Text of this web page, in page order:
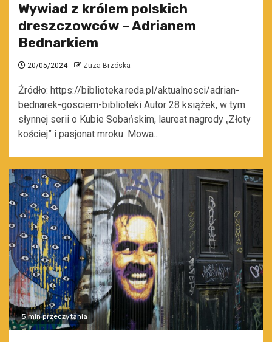
Wywiad z królem polskich
dreszczowców – Adrianem
Bednarkiem
20/05/2024 Zuza Brzóska
Źródło: https://biblioteka.reda.pl/aktualnosci/adrian-
bednarek-gosciem-biblioteki Autor 28 książek, w tym
słynnej serii o Kubie Sobańskim, laureat nagrody „Złoty
kościej” i pasjonat mroku. Mowa...
5 min przeczytania